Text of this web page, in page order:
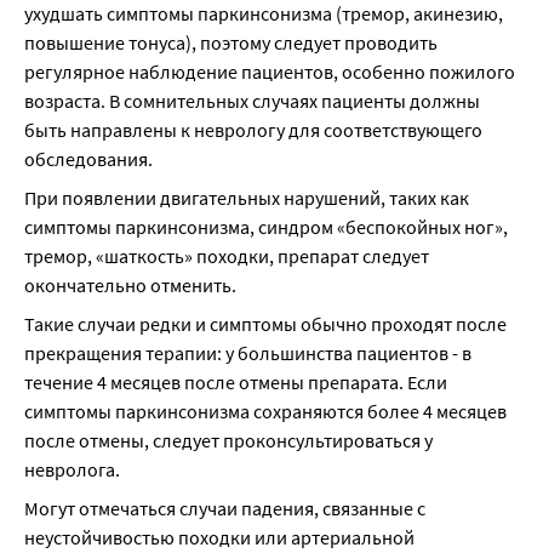
ухудшать симптомы паркинсонизма (тремор, акинезию,
повышение тонуса), поэтому следует проводить
регулярное наблюдение пациентов, особенно пожилого
возраста. В сомнительных случаях пациенты должны
быть направлены к неврологу для соответствующего
обследования.
При появлении двигательных нарушений, таких как
симптомы паркинсонизма, синдром «беспокойных ног»,
тремор, «шаткость» походки, препарат следует
окончательно отменить.
Такие случаи редки и симптомы обычно проходят после
прекращения терапии: у большинства пациентов - в
течение 4 месяцев после отмены препарата. Если
симптомы паркинсонизма сохраняются более 4 месяцев
после отмены, следует проконсультироваться у
невролога.
Могут отмечаться случаи падения, связанные с
неустойчивостью походки или артериальной